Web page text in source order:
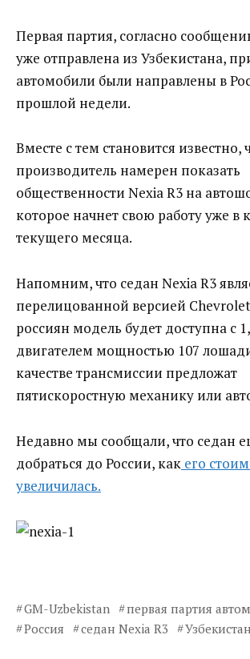
Первая партия, согласно
уже отправлена из Узбекистана,
автомобили были направлены в
прошлой недели.
Вместе с тем становится известно,
производитель намерен показать
общественности Nexia R3 на
которое начнет свою работу уже в
текущего месяца.
Напомним, что седан Nexia R3
перелицованной версией
россиян модель будет доступна с
двигателем мощностью 107
качестве трансмиссии предложат
пятискоростную механику или
Недавно мы сообщали, что седан
добраться до России, как его
увеличилась.
GM-Uzbekistan
первая партия
Россия
седан Nexia R3 Узбекистан